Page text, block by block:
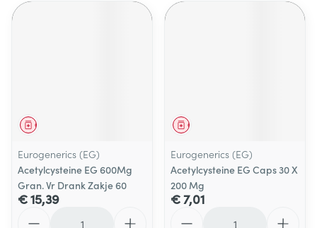
Geneesmiddel
Eurogenerics (EG)
Acetylcysteine EG 600Mg
Gran. Vr Drank Zakje 60
€ 15,39
Geneesmiddel
Eurogenerics (EG)
Acetylcysteine EG Caps 30 X
200 Mg
€ 7,01